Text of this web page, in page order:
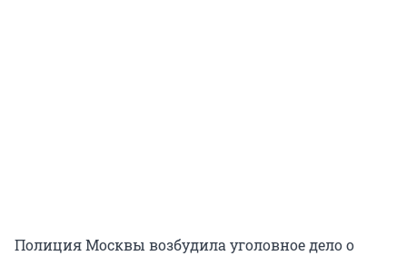
Полиция Москвы возбудила уголовное дело о